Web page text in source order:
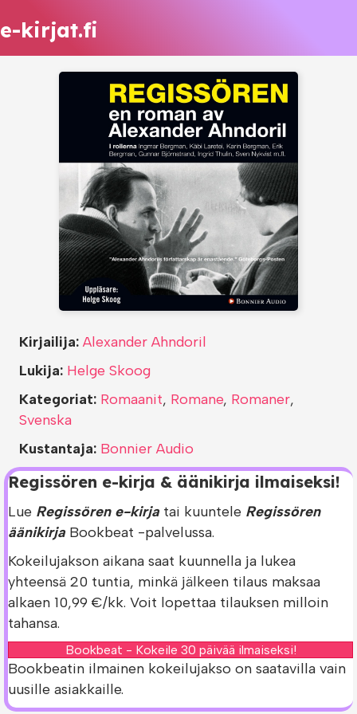
e-kirjat.fi
Regissören e-kirja & äänikirja ilmaiseksi!
Lue Regissören e-kirja tai kuuntele Regissören
äänikirja Bookbeat -palvelussa.
Kokeilujakson aikana saat kuunnella ja lukea
yhteensä 20 tuntia, minkä jälkeen tilaus maksaa
alkaen 10,99 €/kk. Voit lopettaa tilauksen milloin
tahansa.
Bookbeat - Kokeile 30 päivää ilmaiseksi!
Bookbeatin ilmainen kokeilujakso on saatavilla vain
uusille asiakkaille.
Kirjailija: Alexander Ahndoril
Lukija: Helge Skoog
Kategoriat: Romaanit, Romane, Romaner,
Svenska
Kustantaja: Bonnier Audio